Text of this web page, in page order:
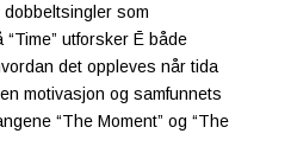
dobbeltsingler som
utforsker Ē både
det oppleves når tida
motivasjon og samfunnets
“The Moment” og “The